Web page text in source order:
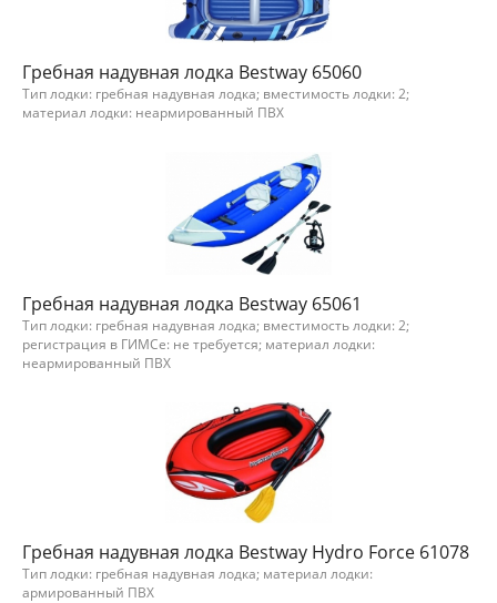
Гребная надувная лодка Bestway 65060
Тип лодки: гребная надувная лодка; вместимость лодки: 2;
материал лодки: неармированный ПВХ
Гребная надувная лодка Bestway 65061
Тип лодки: гребная надувная лодка; вместимость лодки: 2;
регистрация в ГИМСе: не требуется; материал лодки:
неармированный ПВХ
Гребная надувная лодка Bestway Hydro Force 61078
Тип лодки: гребная надувная лодка; материал лодки:
армированный ПВХ